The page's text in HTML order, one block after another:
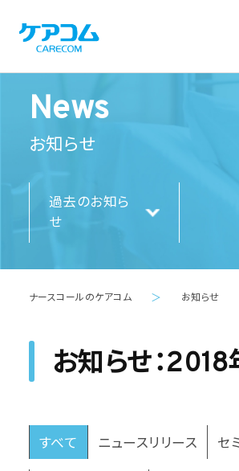
News
お知らせ
過去のお知ら
せ
ナースコールのケアコム ＞ お知らせ
お知らせ：2018
すべて ニュースリリース セ